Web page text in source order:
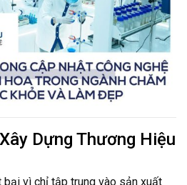
Dựng Thương Hiệu
bại vì chỉ tập trung vào sản xuất